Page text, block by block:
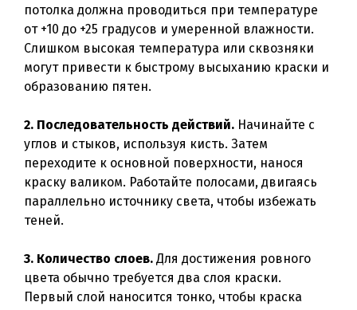
потолка должна проводиться при температуре
от +10 до +25 градусов и умеренной влажности.
Слишком высокая температура или сквозняки
могут привести к быстрому высыханию краски и
образованию пятен.
2. Последовательность действий. Начинайте с
углов и стыков, используя кисть. Затем
переходите к основной поверхности, нанося
краску валиком. Работайте полосами, двигаясь
параллельно источнику света, чтобы избежать
теней.
3. Количество слоев. Для достижения ровного
цвета обычно требуется два слоя краски.
Первый слой наносится тонко, чтобы краска